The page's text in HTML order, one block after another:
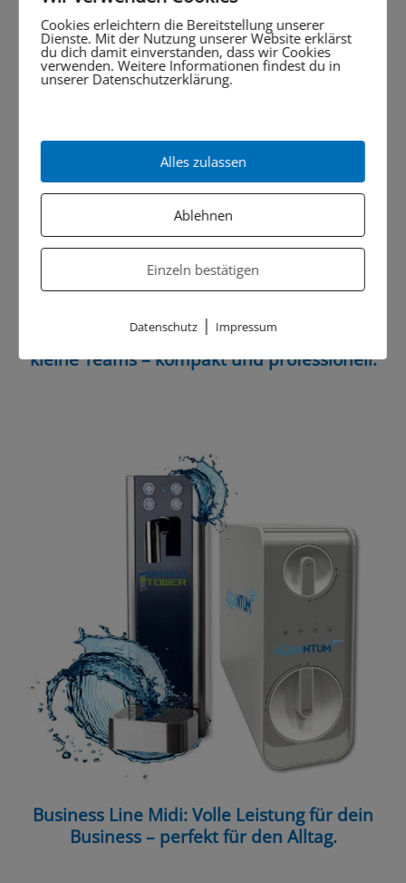
Business Line Mini: Reines Wasser für
kleine Teams – kompakt und professionell.
Business Line Midi: Volle Leistung für dein
Business – perfekt für den Alltag.
Cookies erleichtern die Bereitstellung unserer
Dienste. Mit der Nutzung unserer Website erklärst
du dich damit einverstanden, dass wir Cookies
verwenden. Weitere Informationen findest du in
unserer Datenschutzerklärung.
Alles zulassen
Ablehnen
Einzeln bestätigen
Datenschutz| Impressum